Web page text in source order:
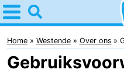
Home
Westende
Tips
Home Westende Over ons